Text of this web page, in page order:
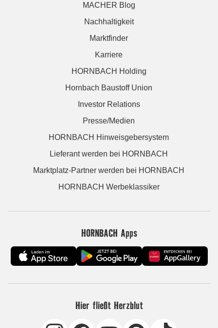
MACHER Blog
Nachhaltigkeit
Marktfinder
Karriere
HORNBACH Holding
Hornbach Baustoff Union
Investor Relations
Presse/Medien
HORNBACH Hinweisgebersystem
Lieferant werden bei HORNBACH
Marktplatz-Partner werden bei HORNBACH
HORNBACH Werbeklassiker
HORNBACH Apps
Hier fließt Herzblut